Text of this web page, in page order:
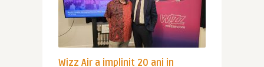
Wizz Air a implinit 20 ani in